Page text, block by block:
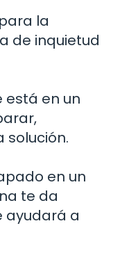
la
de inquietud
está en un
solución.
en un
te da
ayudará a